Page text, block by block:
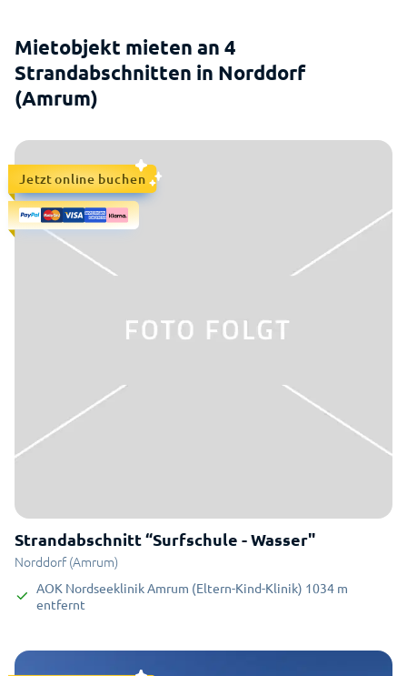
Mietobjekt mieten an 4
Strandabschnitten in Norddorf
(Amrum)
Strandabschnitt “Surfschule - Wasser"
Norddorf (Amrum)
Jetzt online buchen
AOK Nordseeklinik Amrum (Eltern-Kind-Klinik) 1034 m
entfernt